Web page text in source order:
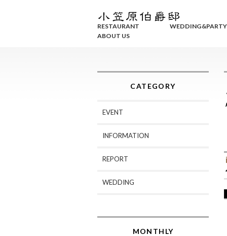
RESTAURANT
WEDDING&PARTY
ABOUT US
CATEGORY
EVENT
INFORMATION
REPORT
WEDDING
MONTHLY